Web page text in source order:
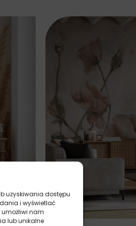
uzyskiwania dostępu
i wyświetlać
nam
lub unikalne